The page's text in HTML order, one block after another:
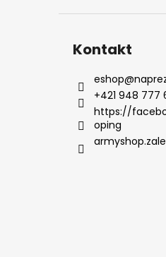
Kontakt
eshop@
+421 948 777
https://
oping